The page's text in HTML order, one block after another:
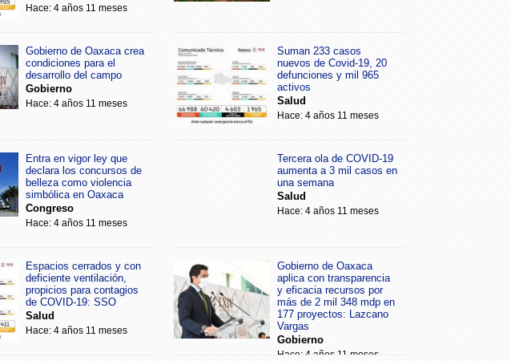
Hace: 4 años 11 meses
Gobierno de Oaxaca crea
condiciones para el
desarrollo del campo
Gobierno
Hace: 4 años 11 meses
Suman 233 casos
nuevos de Covid-19, 20
defunciones y mil 965
activos
Salud
Hace: 4 años 11 meses
Entra en vigor ley que
declara los concursos de
belleza como violencia
simbólica en Oaxaca
Congreso
Hace: 4 años 11 meses
Tercera ola de COVID-19
aumenta a 3 mil casos en
una semana
Salud
Hace: 4 años 11 meses
Espacios cerrados y con
deficiente ventilación,
propicios para contagios
de COVID-19: SSO
Salud
Hace: 4 años 11 meses
Gobierno de Oaxaca
aplica con transparencia
y eficacia recursos por
más de 2 mil 348 mdp en
177 proyectos: Lazcano
Vargas
Gobierno
Hace: 4 años 11 meses